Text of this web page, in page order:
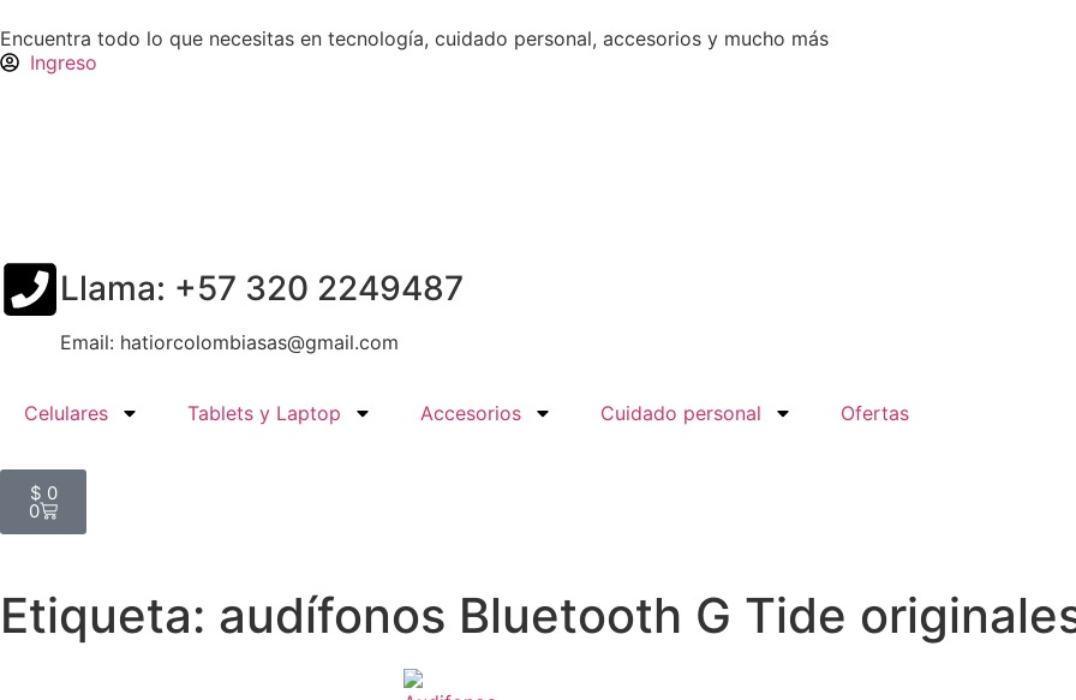
Encuentra todo lo que necesitas en tecnología, cuidado personal, accesorios y mucho más
Ingreso
Llama: +57 320 2249487
Email: hatiorcolombiasas@gmail.com
Celulares Tablets y Laptop Accesorios Cuidado personal Ofertas
$ 0
0
Etiqueta: audífonos Bluetooth G Tide